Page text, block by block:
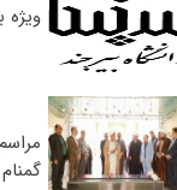
ویژه
گمنام